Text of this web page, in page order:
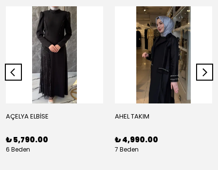
AÇELYA ELBİSE
₺ 5,790.00
6 Beden
AHEL TAKIM
₺ 4,990.00
7 Beden